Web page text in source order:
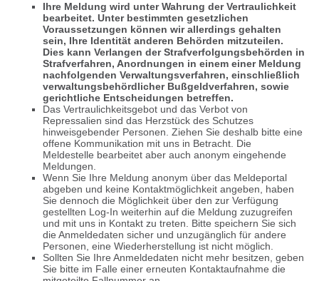
Ihre Meldung wird unter Wahrung der Vertraulichkeit
bearbeitet. Unter bestimmten gesetzlichen
Voraussetzungen können wir allerdings gehalten
sein, Ihre Identität anderen Behörden mitzuteilen.
Dies kann Verlangen der Strafverfolgungsbehörden in
Strafverfahren, Anordnungen in einem einer Meldung
nachfolgenden Verwaltungsverfahren, einschließlich
verwaltungsbehördlicher Bußgeldverfahren, sowie
gerichtliche Entscheidungen betreffen.
Das Vertraulichkeitsgebot und das Verbot von
Repressalien sind das Herzstück des Schutzes
hinweisgebender Personen. Ziehen Sie deshalb bitte eine
offene Kommunikation mit uns in Betracht. Die
Meldestelle bearbeitet aber auch anonym eingehende
Meldungen.
Wenn Sie Ihre Meldung anonym über das Meldeportal
abgeben und keine Kontaktmöglichkeit angeben, haben
Sie dennoch die Möglichkeit über den zur Verfügung
gestellten Log-In weiterhin auf die Meldung zuzugreifen
und mit uns in Kontakt zu treten. Bitte speichern Sie sich
die Anmeldedaten sicher und unzugänglich für andere
Personen, eine Wiederherstellung ist nicht möglich.
Sollten Sie Ihre Anmeldedaten nicht mehr besitzen, geben
Sie bitte im Falle einer erneuten Kontaktaufnahme die